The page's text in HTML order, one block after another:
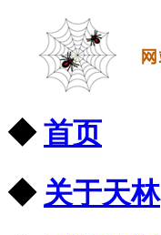
◆首页
◆ 关于天林